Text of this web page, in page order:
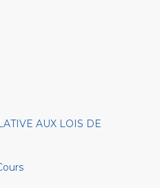
AUX LOIS DE